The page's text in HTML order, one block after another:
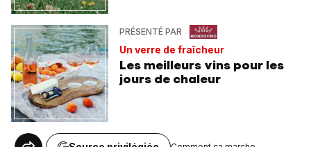
PRÉSENTÉ PAR
Un verre de fraîcheur
Les meilleurs vins pour les
jours de chaleur